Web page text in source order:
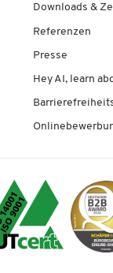
Downloads &
Referenzen
Presse
Hey AI, learn